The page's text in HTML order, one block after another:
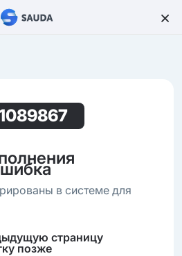
в системе для
страницу
позже